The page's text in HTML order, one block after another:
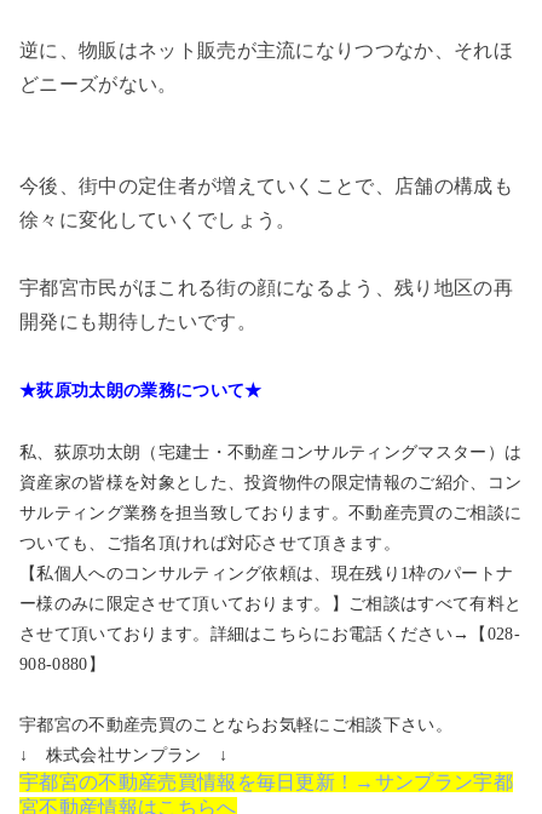
逆に、物販はネット販売が主流になりつつなか、それほ
どニーズがない。
今後、街中の定住者が増えていくことで、店舗の構成も
徐々に変化していくでしょう。
宇都宮市民がほこれる街の顔になるよう、残り地区の再
開発にも期待したいです。
★荻原功太朗の業務について★
私、荻原功太朗（宅建士・不動産コンサルティングマスター）は
資産家の皆様を対象とした、投資物件の限定情報のご紹介、コン
サルティング業務を担当致しております。不動産売買のご相談に
ついても、ご指名頂ければ対応させて頂きます。
【私個人へのコンサルティング依頼は、現在残り1枠のパートナ
ー様のみに限定させて頂いております。】ご相談はすべて有料と
させて頂いております。詳細はこちらにお電話ください→【028-
908-0880】
宇都宮の不動産売買のことならお気軽にご相談下さい。
↓ 株式会社サンプラン ↓
宇都宮の不動産売買情報を毎日更新！→サンプラン宇都
宮不動産情報はこちらへ